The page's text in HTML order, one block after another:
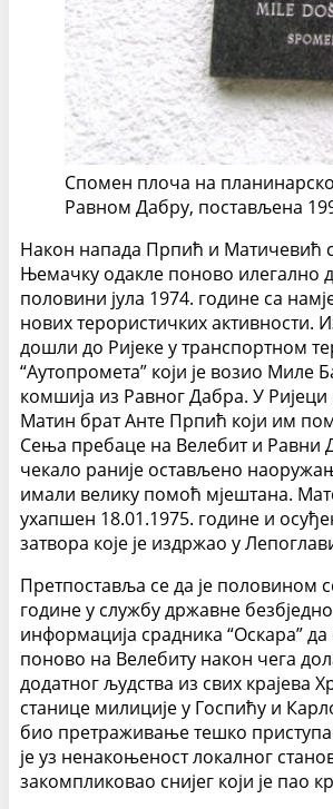
Спомен плоча на
Равном Дабру, постављена
Након напада Прпић и Матичевић
Њемачку одакле поново илегално
половини јула 1974. године са
нових терористичких активности.
дошли до Ријеке у транспортном
“Аутопромета” који је возио Миле
комшија из Равног Дабра. У Ријеци
Матин брат Анте Прпић који им
Сења пребаце на Велебит и Равни
чекало раније остављено
имали велику помоћ мјештана.
ухапшен 18.01.1975. године и
затвора које је издржао у
Претпоставља се да је половином
године у службу државне
информација срадника “Оскара” да
поново на Велебиту након чега
додатног људства из свих крајева
станице милиције у Госпићу и
био претраживање тешко
је уз ненакоњеност локалног
закомпликовао снијег који је пао